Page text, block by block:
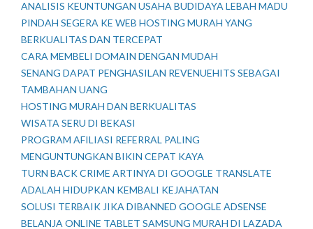
ANALISIS KEUNTUNGAN USAHA BUDIDAYA LEBAH MADU
PINDAH SEGERA KE WEB HOSTING MURAH YANG
BERKUALITAS DAN TERCEPAT
CARA MEMBELI DOMAIN DENGAN MUDAH
SENANG DAPAT PENGHASILAN REVENUEHITS SEBAGAI
TAMBAHAN UANG
HOSTING MURAH DAN BERKUALITAS
WISATA SERU DI BEKASI
PROGRAM AFILIASI REFERRAL PALING
MENGUNTUNGKAN BIKIN CEPAT KAYA
TURN BACK CRIME ARTINYA DI GOOGLE TRANSLATE
ADALAH HIDUPKAN KEMBALI KEJAHATAN
SOLUSI TERBAIK JIKA DIBANNED GOOGLE ADSENSE
BELANJA ONLINE TABLET SAMSUNG MURAH DI LAZADA